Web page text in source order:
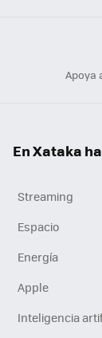
Apoya
En Xataka
Streaming
Espacio
Energía
Apple
Inteligencia